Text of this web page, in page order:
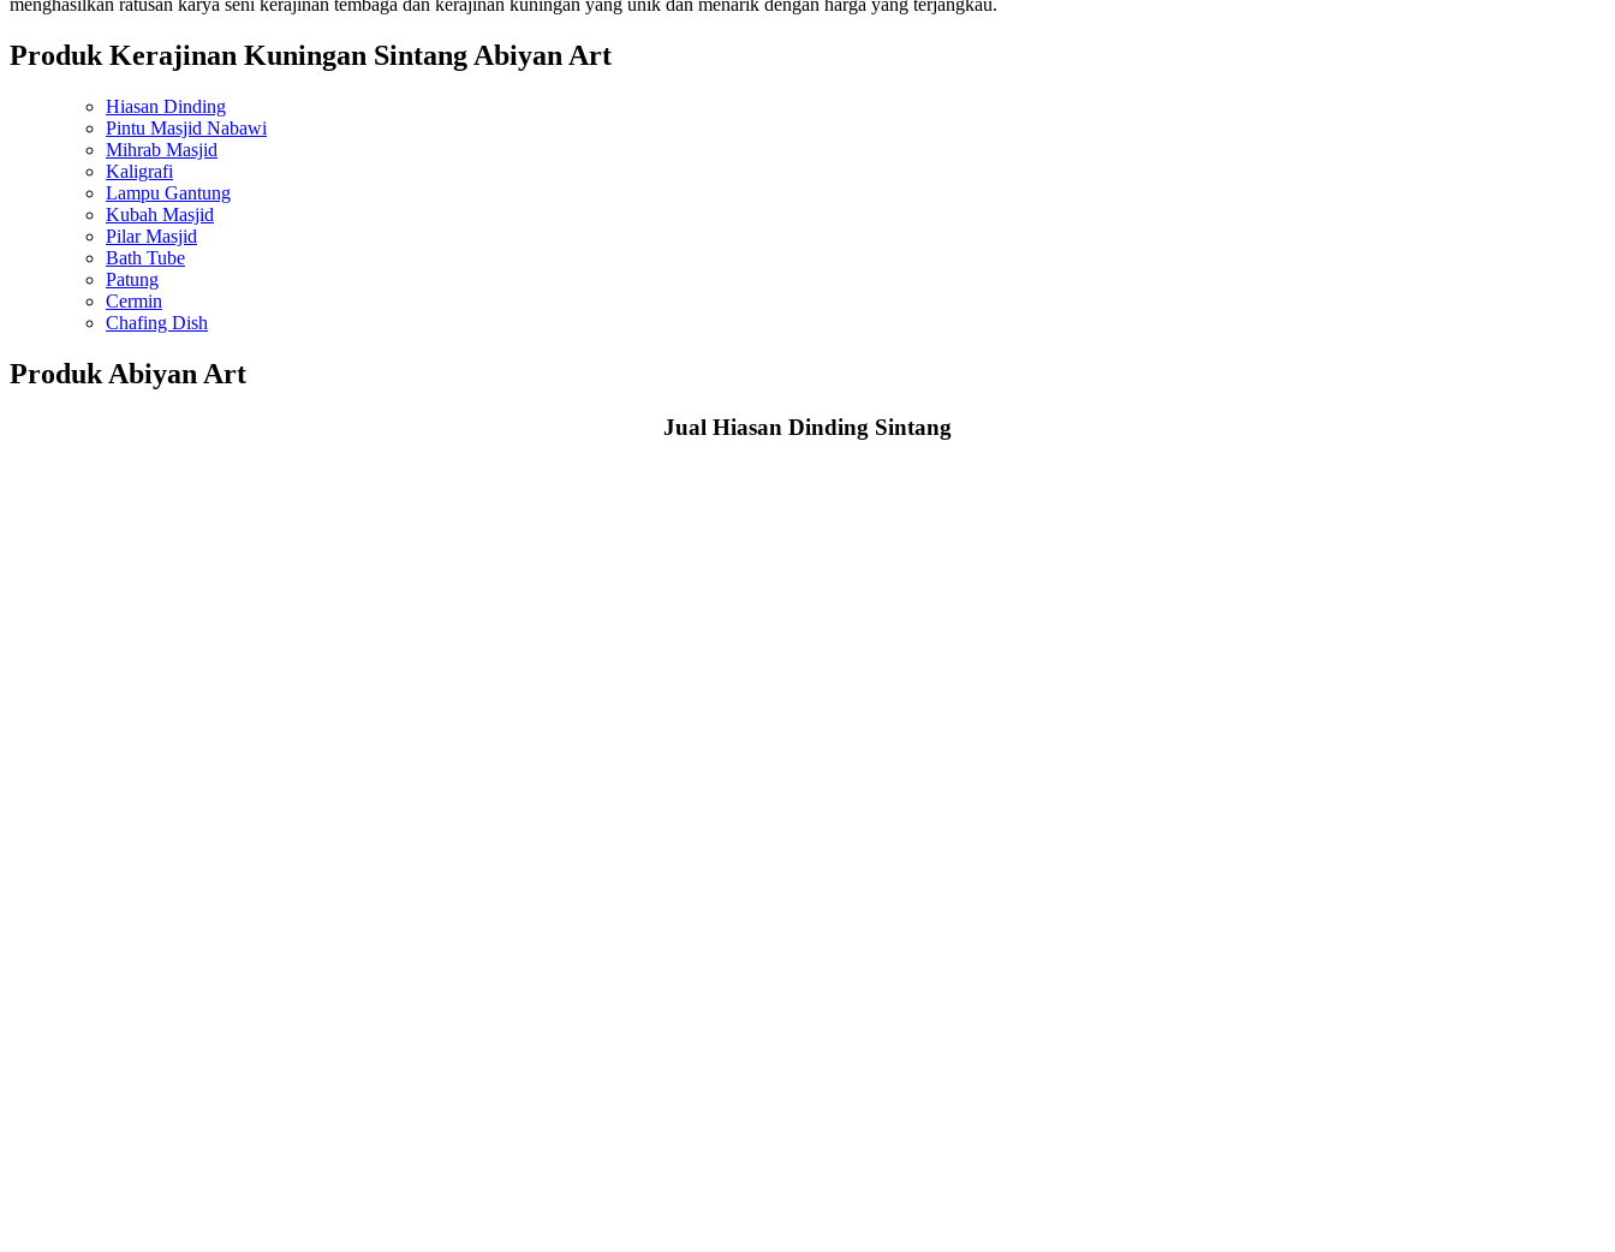
menghasilkan ratusan karya seni kerajinan tembaga dan kerajinan kuningan yang unik dan menarik dengan harga yang terjangkau.
Produk Kerajinan Kuningan Sintang Abiyan Art
Hiasan Dinding
Pintu Masjid Nabawi
Mihrab Masjid
Kaligrafi
Lampu Gantung
Kubah Masjid
Pilar Masjid
Bath Tube
Patung
Cermin
Chafing Dish
Produk Abiyan Art
Jual Hiasan Dinding Sintang